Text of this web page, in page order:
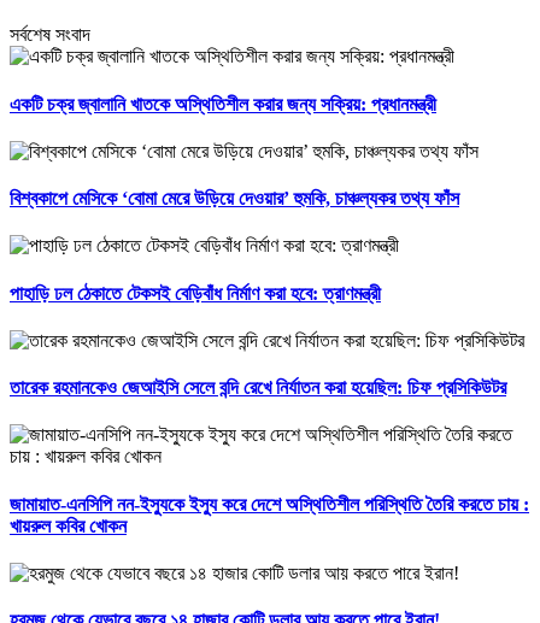
সর্বশেষ সংবাদ
একটি চক্র জ্বালানি খাতকে অস্থিতিশীল করার জন্য সক্রিয়: প্রধানমন্ত্রী
বিশ্বকাপে মেসিকে ‘বোমা মেরে উড়িয়ে দেওয়ার’ হুমকি, চাঞ্চল্যকর তথ্য ফাঁস
পাহাড়ি ঢল ঠেকাতে টেকসই বেড়িবাঁধ নির্মাণ করা হবে: ত্রাণমন্ত্রী
তারেক রহমানকেও জেআইসি সেলে বন্দি রেখে নির্যাতন করা হয়েছিল: চিফ প্রসিকিউটর
জামায়াত-এনসিপি নন-ইস্যুকে ইস্যু করে দেশে অস্থিতিশীল পরিস্থিতি তৈরি করতে চায় :
খায়রুল কবির খোকন